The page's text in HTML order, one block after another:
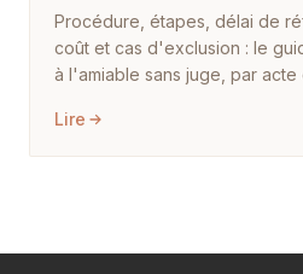
Procédure, étapes, délai de
coût et cas d'exclusion : le
à l'amiable sans juge, par
Lire